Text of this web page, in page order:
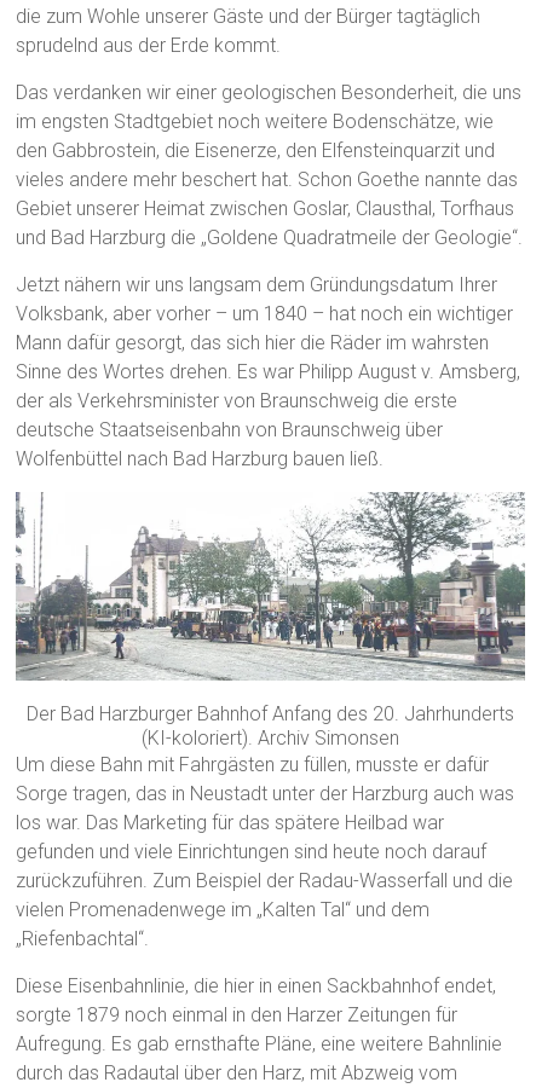
die zum Wohle unserer Gäste und der Bürger tagtäglich
sprudelnd aus der Erde kommt.
Das verdanken wir einer geologischen Besonderheit, die uns
im engsten Stadtgebiet noch weitere Bodenschätze, wie
den Gabbrostein, die Eisenerze, den Elfensteinquarzit und
vieles andere mehr beschert hat. Schon Goethe nannte das
Gebiet unserer Heimat zwischen Goslar, Clausthal, Torfhaus
und Bad Harzburg die „Goldene Quadratmeile der Geologie“.
Jetzt nähern wir uns langsam dem Gründungsdatum Ihrer
Volksbank, aber vorher – um 1840 – hat noch ein wichtiger
Mann dafür gesorgt, das sich hier die Räder im wahrsten
Sinne des Wortes drehen. Es war Philipp August v. Amsberg,
der als Verkehrsminister von Braunschweig die erste
deutsche Staatseisenbahn von Braunschweig über
Wolfenbüttel nach Bad Harzburg bauen ließ.
Der Bad Harzburger Bahnhof Anfang des 20. Jahrhunderts
(KI-koloriert). Archiv Simonsen
Um diese Bahn mit Fahrgästen zu füllen, musste er dafür
Sorge tragen, das in Neustadt unter der Harzburg auch was
los war. Das Marketing für das spätere Heilbad war
gefunden und viele Einrichtungen sind heute noch darauf
zurückzuführen. Zum Beispiel der Radau-Wasserfall und die
vielen Promenadenwege im „Kalten Tal“ und dem
„Riefenbachtal“.
Diese Eisenbahnlinie, die hier in einen Sackbahnhof endet,
sorgte 1879 noch einmal in den Harzer Zeitungen für
Aufregung. Es gab ernsthafte Pläne, eine weitere Bahnlinie
durch das Radautal über den Harz, mit Abzweig vom